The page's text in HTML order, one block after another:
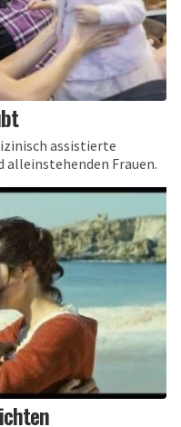
assistierte
alleinstehenden Frauen.